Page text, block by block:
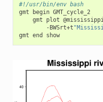
#!/usr/bin/env bash
gmt
begin
GMT_cycle_2
gmt
plot
-BWSrt+t
gmt end show